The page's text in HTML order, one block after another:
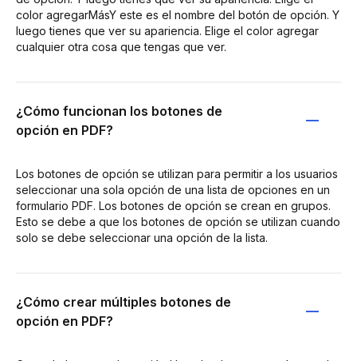
color agregarMásY este es el nombre del botón de opción. Y
luego tienes que ver su apariencia. Elige el color agregar
cualquier otra cosa que tengas que ver.
¿Cómo funcionan los botones de
opción en PDF?
Los botones de opción se utilizan para permitir a los usuarios
seleccionar una sola opción de una lista de opciones en un
formulario PDF. Los botones de opción se crean en grupos.
Esto se debe a que los botones de opción se utilizan cuando
solo se debe seleccionar una opción de la lista.
¿Cómo crear múltiples botones de
opción en PDF?